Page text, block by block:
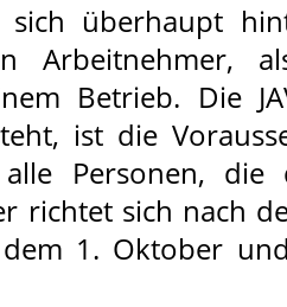
überhaupt
Betrieb. Die
ist die
Personen, die
richtet sich nach
1. Oktober